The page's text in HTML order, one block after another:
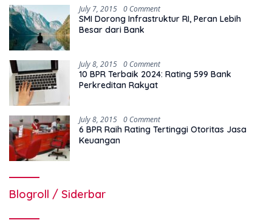
July 7, 2015 0 Comment
SMI Dorong Infrastruktur RI, Peran Lebih
Besar dari Bank
July 8, 2015 0 Comment
10 BPR Terbaik 2024: Rating 599 Bank
Perkreditan Rakyat
July 8, 2015 0 Comment
6 BPR Raih Rating Tertinggi Otoritas Jasa
Keuangan
Blogroll / Siderbar